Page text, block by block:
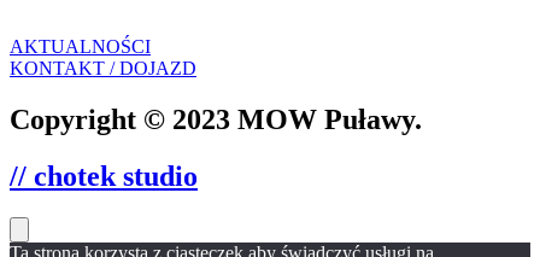
AKTUALNOŚCI
KONTAKT / DOJAZD
Copyright © 2023 MOW Puławy.
// chotek studio
Ta strona korzysta z ciasteczek aby świadczyć usługi na